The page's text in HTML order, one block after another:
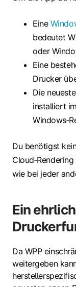
Eine
bedeutet
oder
Eine
Drucker
Die
installiert
Du benötigst
wie bei jeder
Ein
Da WPP
weitergeben